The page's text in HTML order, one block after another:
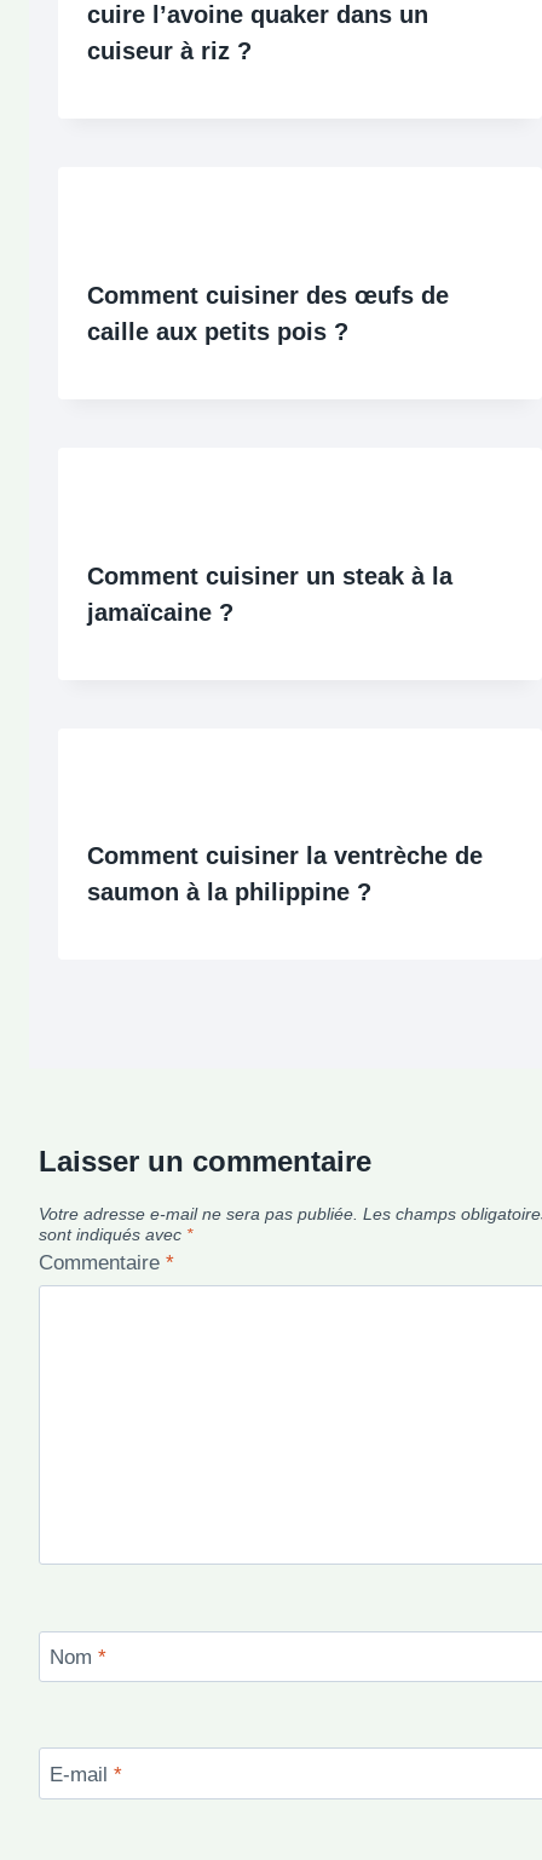
cuire l’avoine quaker dans un
cuiseur à riz ?
Comment cuisiner des œufs de
caille aux petits pois ?
Comment cuisiner un steak à la
jamaïcaine ?
Comment cuisiner la ventrèche de
saumon à la philippine ?
Laisser un commentaire
Votre adresse e-mail ne sera pas publiée. Les champs
sont indiqués avec *
Commentaire *
Nom *
E-mail *